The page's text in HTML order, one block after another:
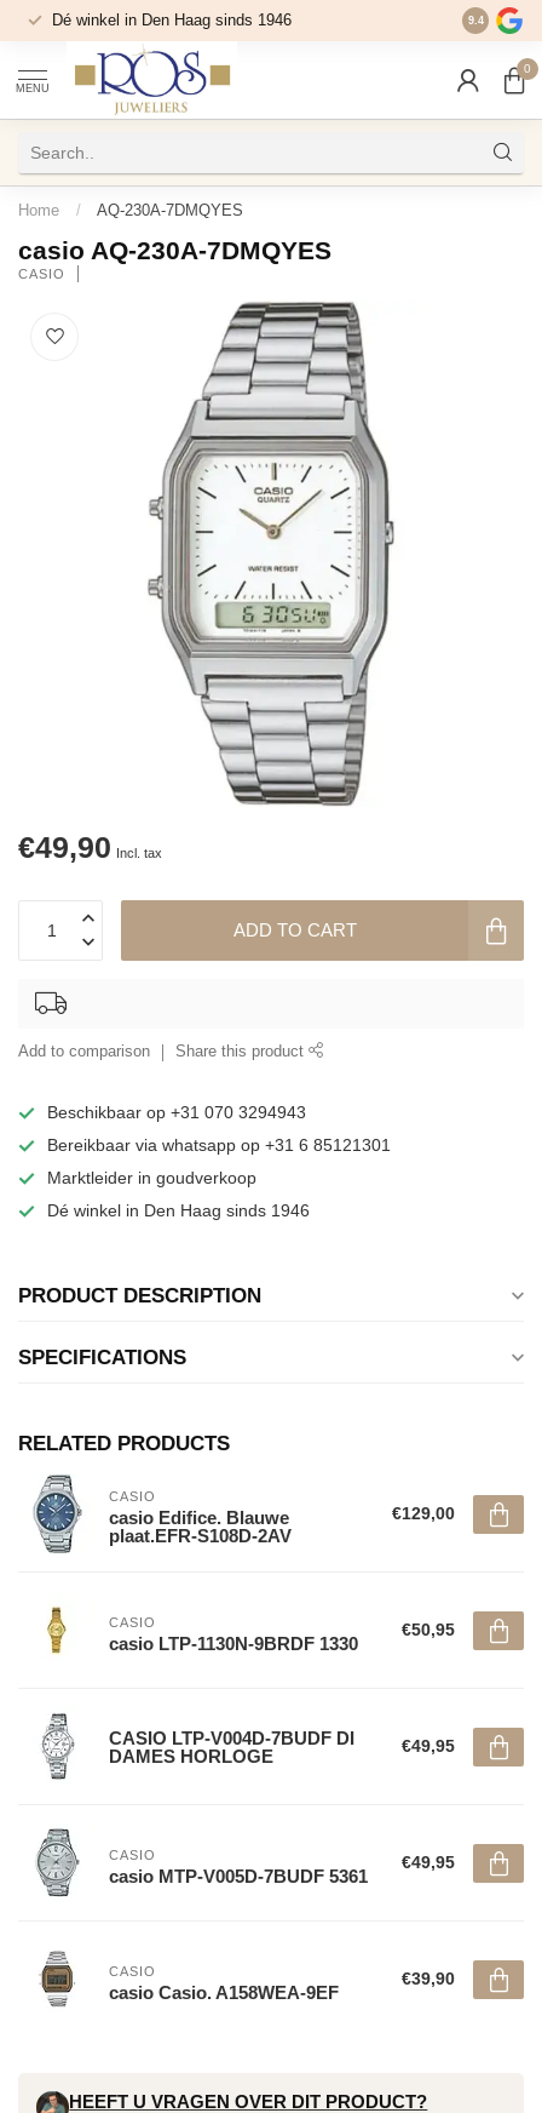
Dé winkel in Den Haag sinds 1946 9.4
MENU
0
Home / AQ-230A-7DMQYES
casio AQ-230A-7DMQYES
CASIO
€49,90 Incl. tax
ADD TO CART
Add to comparison Share this product
Beschikbaar op +31 070 3294943
Bereikbaar via whatsapp op +31 6 85121301
Marktleider in goudverkoop
Dé winkel in Den Haag sinds 1946
PRODUCT DESCRIPTION
SPECIFICATIONS
RELATED PRODUCTS
CASIO
casio Edifice. Blauwe
plaat.EFR-S108D-2AV
€129,00
CASIO
casio LTP-1130N-9BRDF 1330
€50,95
CASIO LTP-V004D-7BUDF DI
DAMES HORLOGE
€49,95
CASIO
casio MTP-V005D-7BUDF 5361
€49,95
CASIO
casio Casio. A158WEA-9EF
€39,90
HEEFT U VRAGEN OVER DIT PRODUCT?